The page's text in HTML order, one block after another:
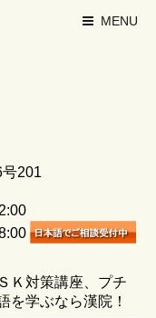
MENU
201
Ｋ対策講座、プチ
を学ぶなら漢院！